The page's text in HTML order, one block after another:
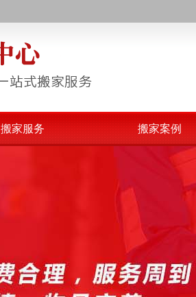
搬家服务 搬家案例